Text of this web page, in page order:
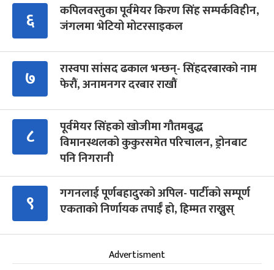
६
कपिलवस्तुका पूर्वमेयर किरण सिंह सम्पर्कविहीन,
जंगलमा भेटियो मोटरसाइकल
७
रास्वपा सांसद ढकाल भन्छन्- सिंहदरबारको नाम
फेरौं, अनामनगर दरबार राखौं
८
पूर्वमेयर सिंहको खोजीमा गौतमबुद्ध
विमानस्थलको कुकुरसमेत परिचालन, ड्रोनबाट
पनि निगरानी
९
गगनलाई पूर्णबहादुरको अपिल- पार्टीको सम्पूर्ण
एकताको निर्णायक तपाईँ हो, हिम्मत राख्नुस्
Advertisment